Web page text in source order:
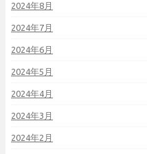
2024年8月
2024年7月
2024年6月
2024年5月
2024年4月
2024年3月
2024年2月